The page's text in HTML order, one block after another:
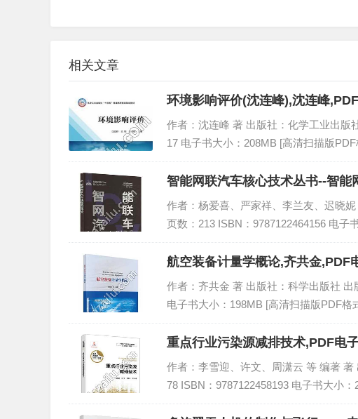
相关文章
环境影响评价(沈连峰),沈连峰
作者：沈连峰 著 出版社：化学工业出版
17 电子书大小：208MB [高清扫描版
智能网联汽车核心技术丛书--智
作者：杨爱喜、严家祥、李兰友、迟晓
页数：213 ISBN：9787122464156 电子
航空装备计量学概论,齐共金,PDF
作者：齐共金 著 出版社：科学出版社 出
电子书大小：198MB [高清扫描版PDF格
重点行业污染源减排技术,PDF电
作者：李雪迎、许文、周潇云 等 编著
78 ISBN：9787122458193 电子书大小